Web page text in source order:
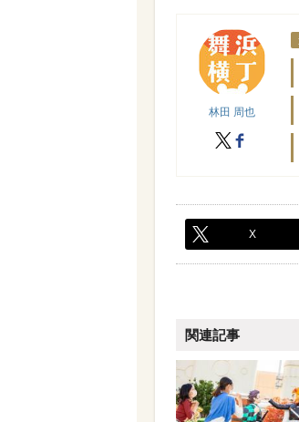
林田
林田 周也
X
X
関連記事